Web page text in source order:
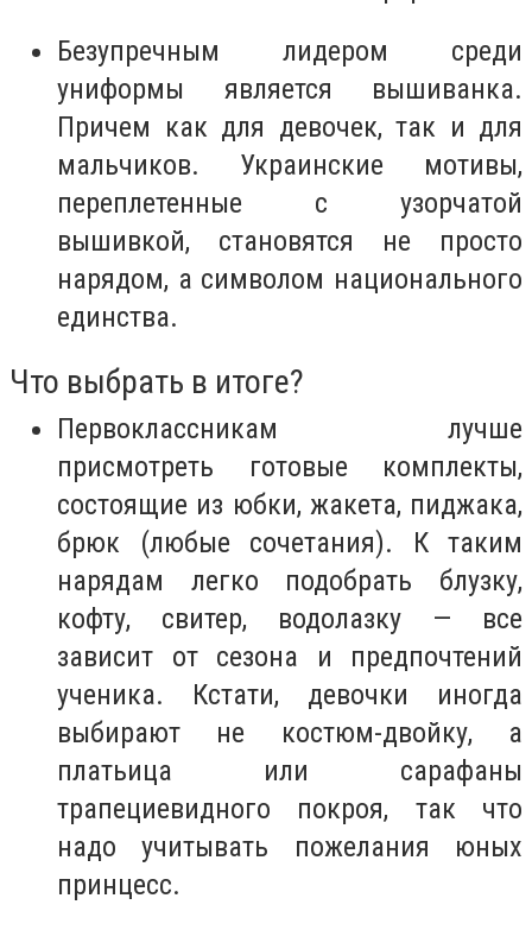
Безупречным лидером среди
униформы является вышиванка.
Причем как для девочек, так и для
мальчиков. Украинские мотивы,
переплетенные с узорчатой
вышивкой, становятся не просто
нарядом, а символом национального
единства.
Что выбрать в итоге?
Первоклассникам лучше
присмотреть готовые комплекты,
состоящие из юбки, жакета, пиджака,
брюк (любые сочетания). К таким
нарядам легко подобрать блузку,
кофту, свитер, водолазку — все
зависит от сезона и предпочтений
ученика. Кстати, девочки иногда
выбирают не костюм-двойку, а
платьица или сарафаны
трапециевидного покроя, так что
надо учитывать пожелания юных
принцесс.